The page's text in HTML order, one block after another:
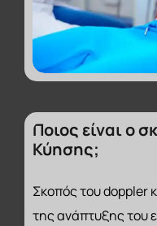
Ποιοςείναιο
Κύησης;
Σκοπός του doppler
της ανάπτυξης του